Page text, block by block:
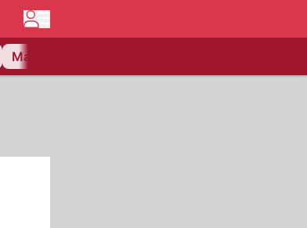
Matchcenter